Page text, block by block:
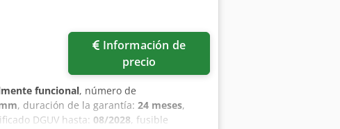
precio
funcional, número de
, duración de la garantía: 24 meses,
DGUV hasta: 08/2028, fusible